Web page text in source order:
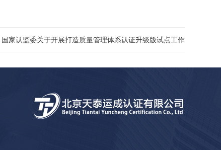
国家认监委关于开展打造质量管理体系认证升级版试点工作